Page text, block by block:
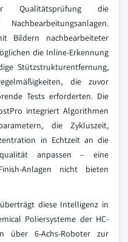
Qualitätsprüfung die
Bildern nachbearbeiteter
die Inline-Erkennung
Stützstrukturentfernung,
die zuvor
Tests erforderten. Die
integriert Algorithmen
die Zykluszeit,
in Echtzeit an die
anpassen – eine
Anlagen nicht bieten
diese Intelligenz in
Poliersysteme der HC-
über 6-Achs-Roboter zur